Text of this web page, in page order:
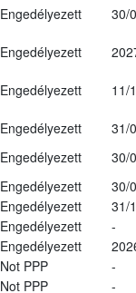
Engedélyezett 30/
Engedélyezett
Engedélyezett 11/
Engedélyezett
31/
Engedélyezett
30/
Engedélyezett
30/
Engedélyezett
31/
Engedélyezett
-
Engedélyezett
Not PPP
-
Not PPP
-